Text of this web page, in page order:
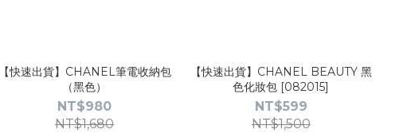
【快速出貨】CHANEL筆電收納包
（黑色）
NT$980
NT$1,680
【快速出貨】CHANEL BEAUTY 黑
色化妝包 [082015]
NT$599
NT$1,500